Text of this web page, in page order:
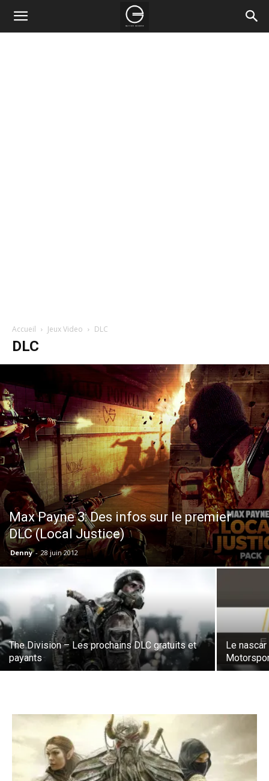
Accueil Jeux Video DLC
DLC
Max Payne 3: Des infos sur le premier
DLC (Local Justice)
Denny - 28 juin 2012
The Division – Les prochains DLC gratuits et
payants
Le